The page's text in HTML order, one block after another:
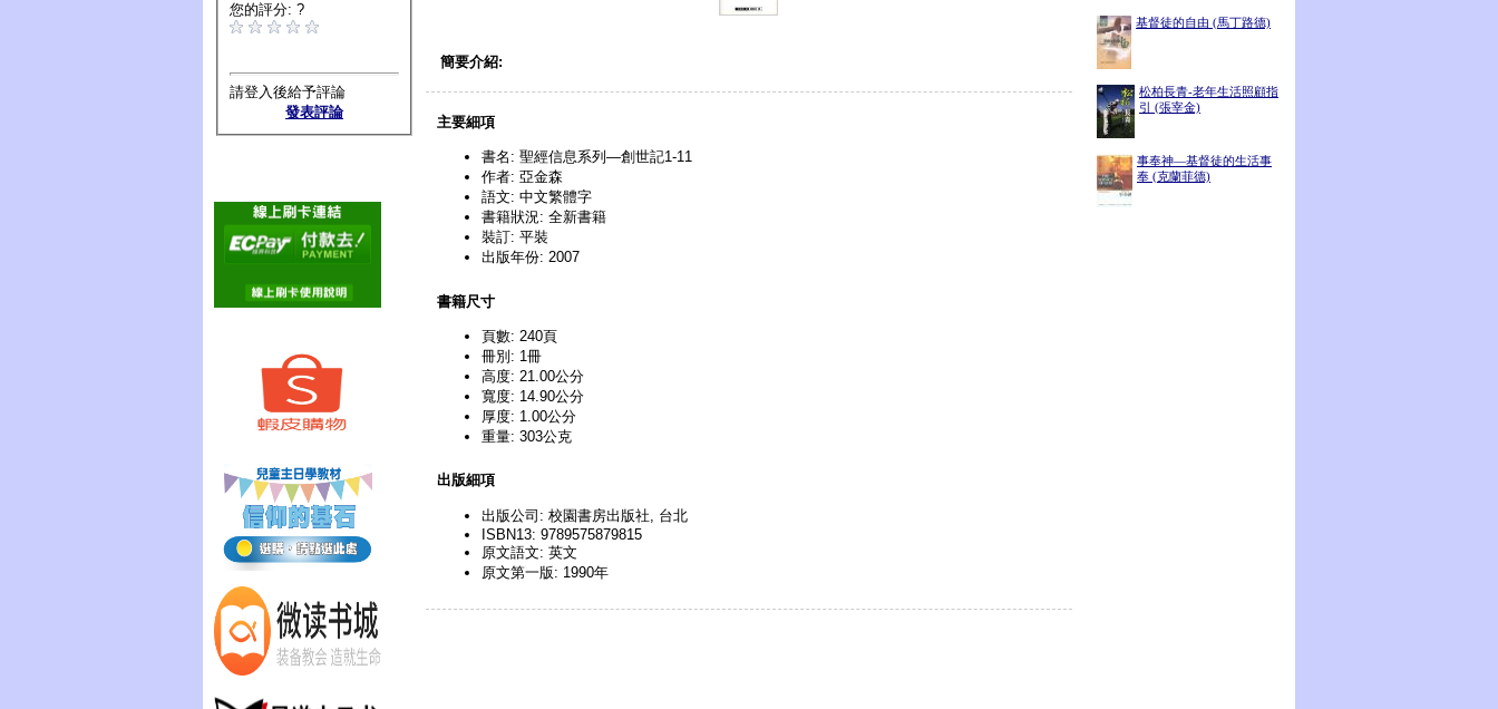
您的評分: ?
請登入後給予評論
發表評論
基督徒的自由 (馬丁路德)
松柏長青-老年生活照顧指
引 (張宰金)
事奉神—基督徒的生活事
奉 (克蘭菲德)
簡要介紹:
主要細項
書名: 聖經信息系列—創世記1-11
作者: 亞金森
語文: 中文繁體字
書籍狀況: 全新書籍
裝訂: 平裝
出版年份: 2007
書籍尺寸
頁數: 240頁
冊別: 1冊
高度: 21.00公分
寬度: 14.90公分
厚度: 1.00公分
重量: 303公克
出版細項
出版公司: 校園書房出版社, 台北
ISBN13: 9789575879815
原文語文: 英文
原文第一版: 1990年